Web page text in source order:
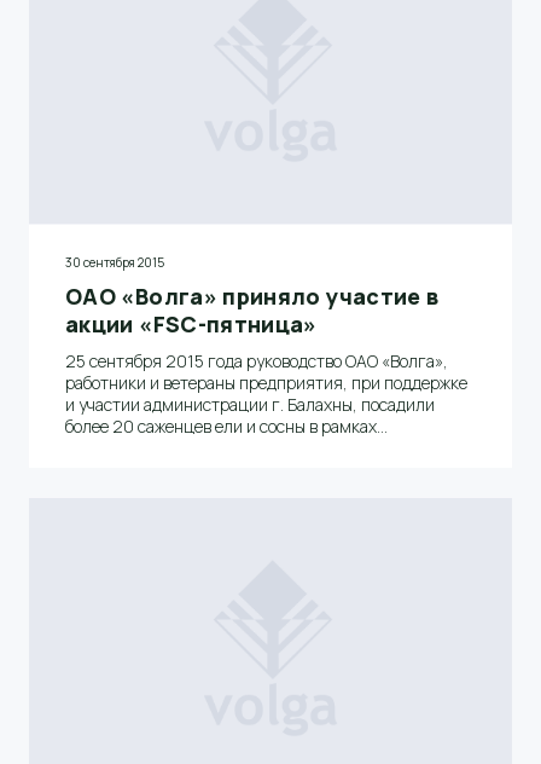
30 сентября 2015
ОАО «Волга» приняло участие в
акции «FSC-пятница»
25 сентября 2015 года руководство ОАО «Волга»,
работники и ветераны предприятия, при поддержке
и участии администрации г. Балахны, посадили
более 20 саженцев ели и сосны в рамках